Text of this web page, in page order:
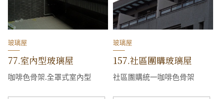
玻璃屋
77.室內型玻璃屋
咖啡色骨架.全罩式室內型
玻璃屋
157.社區團購玻璃屋
社區團購統一咖啡色骨架